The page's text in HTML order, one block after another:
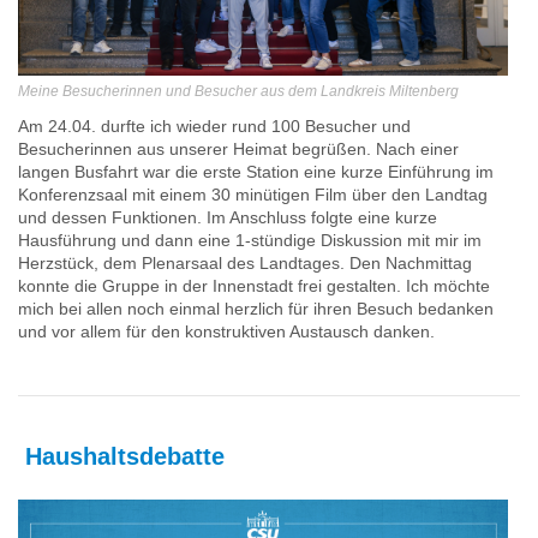
Meine Besucherinnen und Besucher aus dem Landkreis Miltenberg
Am 24.04. durfte ich wieder rund 100 Besucher und
Besucherinnen aus unserer Heimat begrüßen. Nach einer
langen Busfahrt war die erste Station eine kurze Einführung im
Konferenzsaal mit einem 30 minütigen Film über den Landtag
und dessen Funktionen. Im Anschluss folgte eine kurze
Hausführung und dann eine 1-stündige Diskussion mit mir im
Herzstück, dem Plenarsaal des Landtages. Den Nachmittag
konnte die Gruppe in der Innenstadt frei gestalten. Ich möchte
mich bei allen noch einmal herzlich für ihren Besuch bedanken
und vor allem für den konstruktiven Austausch danken.
Haushaltsdebatte